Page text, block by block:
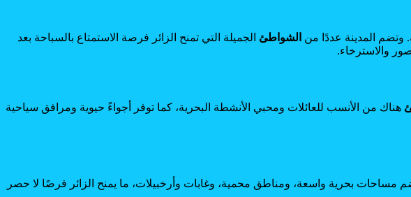
وتضم المدينة عددًا من الشواطئ الجميلة التي تمنح الزائر فرصة الاستمتاع بالسباحة بعد
والاسترخاء.
هناك من الأنسب للعائلات ومحبي الأنشطة البحرية، كما توفر أجواءً حيوية ومرافق سياحية
مساحات بحرية واسعة، ومناطق محمية، وغابات وأرخبيلات، ما يمنح الزائر فرصًا لا حصر